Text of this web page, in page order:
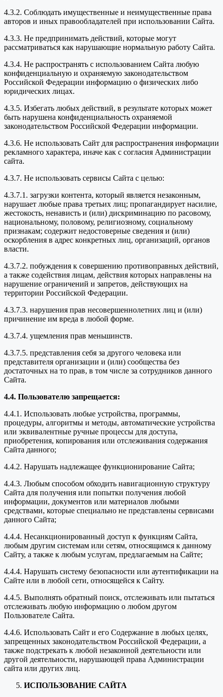
4.3.2. Соблюдать имущественные и неимущественные права
авторов и иных правообладателей при использовании Сайта.
4.3.3. Не предпринимать действий, которые могут
рассматриваться как нарушающие нормальную работу Сайта.
4.3.4. Не распространять с использованием Сайта любую
конфиденциальную и охраняемую законодательством
Российской Федерации информацию о физических либо
юридических лицах.
4.3.5. Избегать любых действий, в результате которых может
быть нарушена конфиденциальность охраняемой
законодательством Российской Федерации информации.
4.3.6. Не использовать Сайт для распространения информации
рекламного характера, иначе как с согласия Администрации
сайта.
4.3.7. Не использовать сервисы Сайта с целью:
4.3.7.1. загрузки контента, который является незаконным,
нарушает любые права третьих лиц; пропагандирует насилие,
жестокость, ненависть и (или) дискриминацию по расовому,
национальному, половому, религиозному, социальному
признакам; содержит недостоверные сведения и (или)
оскорбления в адрес конкретных лиц, организаций, органов
власти.
4.3.7.2. побуждения к совершению противоправных действий,
а также содействия лицам, действия которых направлены на
нарушение ограничений и запретов, действующих на
территории Российской Федерации.
4.3.7.3. нарушения прав несовершеннолетних лиц и (или)
причинение им вреда в любой форме.
4.3.7.4. ущемления прав меньшинств.
4.3.7.5. представления себя за другого человека или
представителя организации и (или) сообщества без
достаточных на то прав, в том числе за сотрудников данного
Сайта.
4.4. Пользователю запрещается:
4.4.1. Использовать любые устройства, программы,
процедуры, алгоритмы и методы, автоматические устройства
или эквивалентные ручные процессы для доступа,
приобретения, копирования или отслеживания содержания
Сайта данного;
4.4.2. Нарушать надлежащее функционирование Сайта;
4.4.3. Любым способом обходить навигационную структуру
Сайта для получения или попытки получения любой
информации, документов или материалов любыми
средствами, которые специально не представлены сервисами
данного Сайта;
4.4.4. Несанкционированный доступ к функциям Сайта,
любым другим системам или сетям, относящимся к данному
Сайту, а также к любым услугам, предлагаемым на Сайте;
4.4.4. Нарушать систему безопасности или аутентификации на
Сайте или в любой сети, относящейся к Сайту.
4.4.5. Выполнять обратный поиск, отслеживать или пытаться
отслеживать любую информацию о любом другом
Пользователе Сайта.
4.4.6. Использовать Сайт и его Содержание в любых целях,
запрещенных законодательством Российской Федерации, а
также подстрекать к любой незаконной деятельности или
другой деятельности, нарушающей права Администрации
сайта или других лиц.
ИСПОЛЬЗОВАНИЕ САЙТА